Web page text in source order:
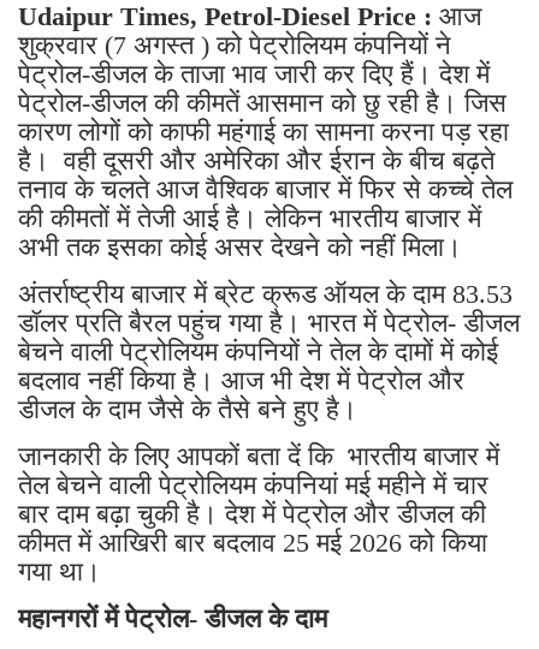
Udaipur Times, Petrol-Diesel Price : आज
शुक्रवार (7 अगस्त ) को पेट्रोलियम कंपनियों ने
पेट्रोल-डीजल के ताजा भाव जारी कर दिए हैं। देश में
पेट्रोल-डीजल की कीमतें आसमान को छु रही है। जिस
कारण लोगों को काफी महंगाई का सामना करना पड़ रहा
है। वही दूसरी और अमेरिका और ईरान के बीच बढ़ते
तनाव के चलते आज वैश्विक बाजार में फिर से कच्चे तेल
की कीमतों में तेजी आई है। लेकिन भारतीय बाजार में
अभी तक इसका कोई असर देखने को नहीं मिला।
अंतर्राष्ट्रीय बाजार में ब्रेट क्रूड ऑयल के दाम 83.53
डॉलर प्रति बैरल पहुंच गया है। भारत में पेट्रोल- डीजल
बेचने वाली पेट्रोलियम कंपनियों ने तेल के दामों में कोई
बदलाव नहीं किया है। आज भी देश में पेट्रोल और
डीजल के दाम जैसे के तैसे बने हुए है।
जानकारी के लिए आपकों बता दें कि भारतीय बाजार में
तेल बेचने वाली पेट्रोलियम कंपनियां मई महीने में चार
बार दाम बढ़ा चुकी है। देश में पेट्रोल और डीजल की
कीमत में आखिरी बार बदलाव 25 मई 2026 को किया
गया था।
महानगरों में पेट्रोल- डीजल के दाम